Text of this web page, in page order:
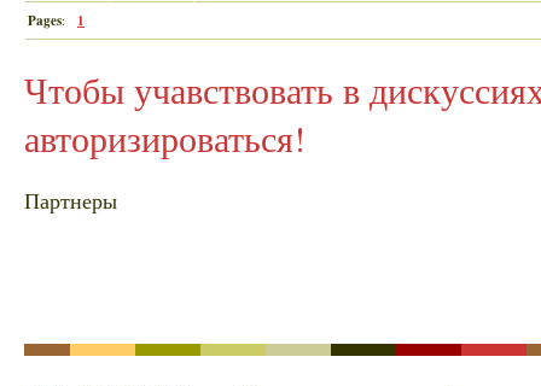
Pages: 1
Чтобы учавствовать в
авторизироваться!
Партнеры